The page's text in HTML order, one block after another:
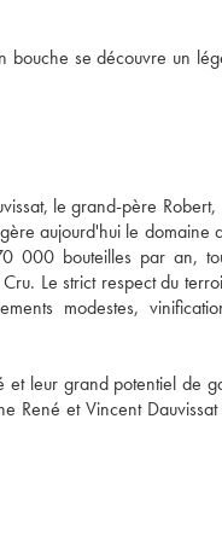
bouche se découvre un
le grand-père
aujourd'hui le domaine
000 bouteilles par an,
Le strict respect du
modestes,
et leur grand potentiel de
René et Vincent